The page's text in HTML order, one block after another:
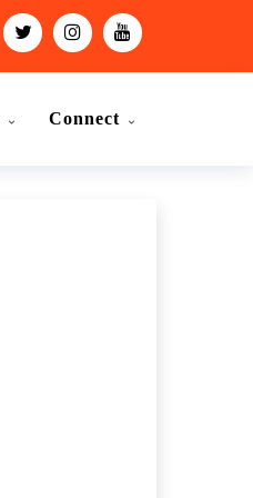
Connect